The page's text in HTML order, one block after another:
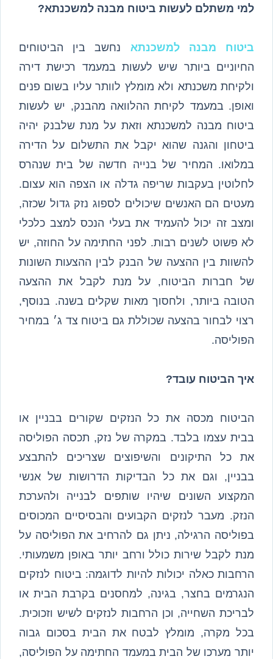
למי משתלם לעשות ביטוח מבנה למשכנתא?
ביטוח מבנה למשכנתא נחשב בין הביטוחים
החיוניים ביותר שיש לעשות במעמד רכישת דירה
ולקיחת משכנתא ולא מומלץ לוותר עליו בשום פנים
ואופן. במעמד לקיחת ההלוואה מהבנק, יש לעשות
ביטוח מבנה למשכנתא וזאת על מנת שלבנק יהיה
ביטחון והגנה שהוא יקבל את התשלום על הדירה
במלואו. המחיר של בנייה חדשה של בית שנהרס
לחלוטין בעקבות שריפה גדלה או הצפה הוא עצום.
מעטים הם האנשים שיכולים לספוג נזק גדול שכזה,
ומצב זה יכול להעמיד את בעלי הנכס למצב כלכלי
לא פשוט לשנים רבות. לפני החתימה על החוזה, יש
להשוות בין ההצעה של הבנק לבין ההצעות השונות
של חברות הביטוח, על מנת לקבל את ההצעה
הטובה ביותר, ולחסוך מאות שקלים בשנה. בנוסף,
רצוי לבחור בהצעה שכוללת גם ביטוח צד ג׳ במחיר
הפוליסה.
איך הביטוח עובד?
הביטוח מכסה את כל הנזקים שקורים בבניין או
בבית עצמו בלבד. במקרה של נזק, תכסה הפוליסה
את כל התיקונים והשיפוצים שצריכים להתבצע
בבניין, וגם את כל הבדיקות הדרושות של אנשי
המקצוע השונים שיהיו שותפים לבנייה ולהערכת
הנזק. מעבר לנזקים הקבועים והבסיסיים המכוסים
בפוליסה הרגילה, ניתן גם להרחיב את הפוליסה על
מנת לקבל שירות כולל ורחב יותר באופן משמעותי.
הרחבות כאלה יכולות להיות לדוגמה: ביטוח לנזקים
הנגרמים בחצר, בגינה, למחסנים בקרבת הבית או
לבריכת השחייה, וכן הרחבות לנזקים לשיש וזכוכית.
בכל מקרה, מומלץ לבטח את הבית בסכום גבוה
יותר מערכו של הבית במעמד החתימה על הפוליסה,